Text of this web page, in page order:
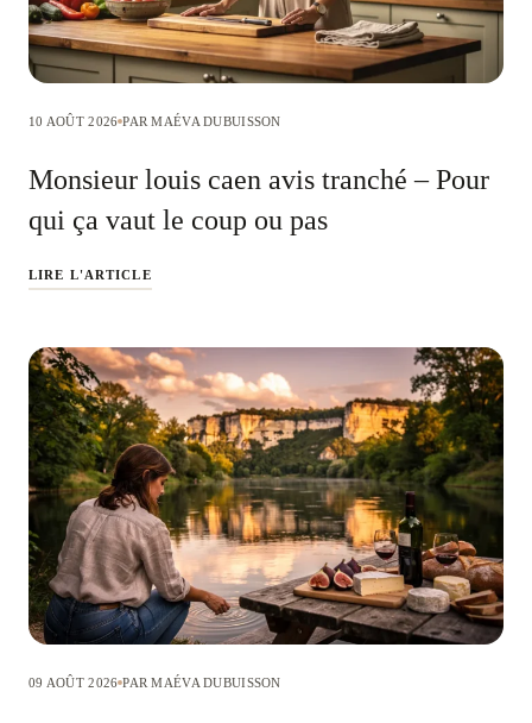
10 AOÛT 2026 PAR MAÉVA DUBUISSON
Monsieur louis caen avis tranché – Pour
qui ça vaut le coup ou pas
LIRE L'ARTICLE
09 AOÛT 2026 PAR MAÉVA DUBUISSON